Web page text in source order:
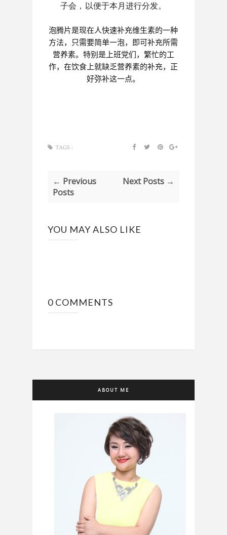
子会，以便于本月进行分发。
泡腾片是现在人快速补充维生素的一种
方法，只需要简单一泡，即可补充所需
营养素。特别是上班党们，繁忙的工
作，在饮食上就缺乏营养素的补充，正
好弥补这一点。
TAGS :
← Previous
Posts
Next Posts →
YOU MAY ALSO LIKE
0 COMMENTS
ABOUT ME